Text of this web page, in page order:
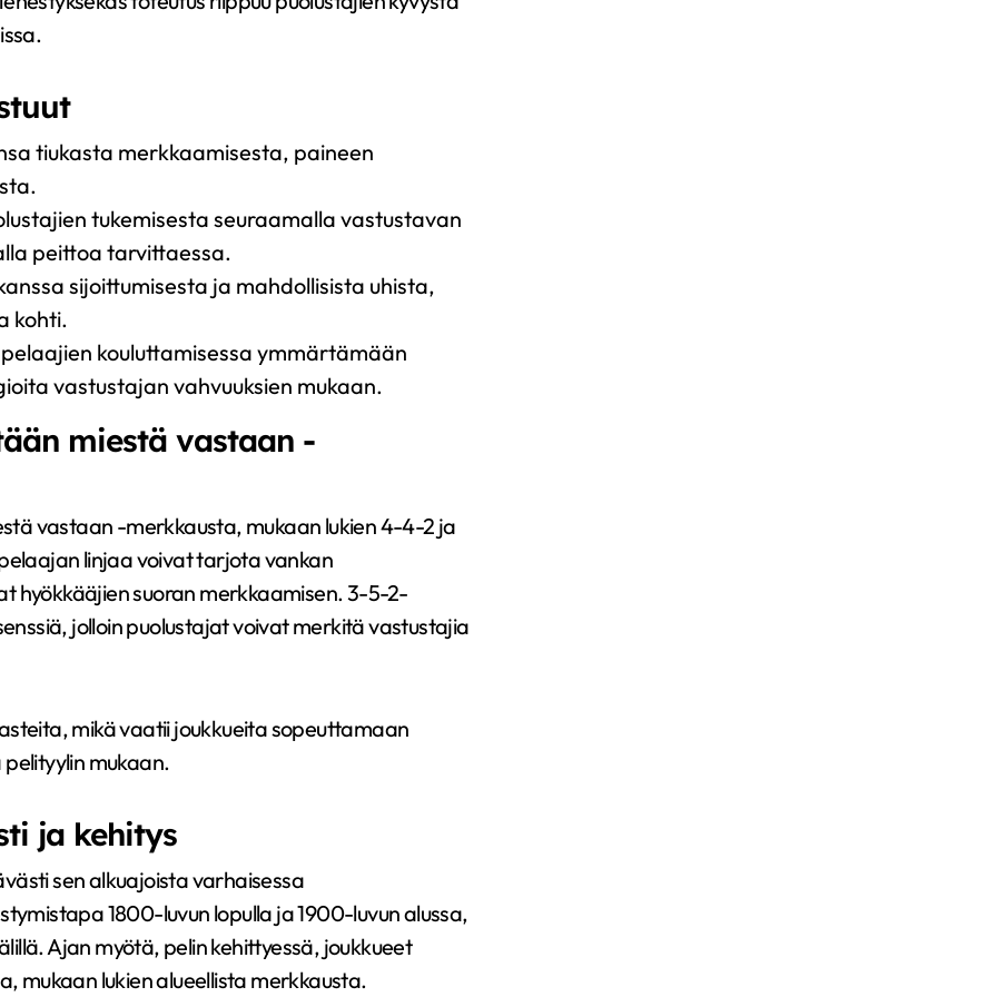
tiukasta merkkaamisesta, paineen
tukemisesta seuraamalla vastustavan
peittoa tarvittaessa.
sijoittumisesta ja mahdollisista uhista,
kohti.
kouluttamisessa ymmärtämään
vastustajan vahvuuksien mukaan.
miestä vastaan -
vastaan -merkkausta, mukaan lukien 4-4-2 ja
linjaa voivat tarjota vankan
hyökkääjien suoran merkkaamisen. 3-5-2-
jolloin puolustajat voivat merkitä vastustajia
mikä vaatii joukkueita sopeuttamaan
mukaan.
ja kehitys
sen alkuajoista varhaisessa
1800-luvun lopulla ja 1900-luvun alussa,
Ajan myötä, pelin kehittyessä, joukkueet
mukaan lukien alueellista merkkausta.